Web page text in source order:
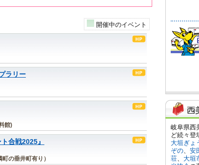
開催中のイベント
ラリー
館)
合戦2025』
の垂井町有り）